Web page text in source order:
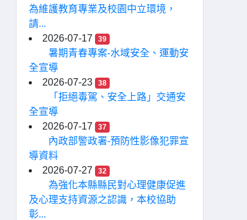
為維護教育專業及校園中立環境，
請...
2026-07-17
39
暑期青春專案-水域安全、運動安
全宣導
2026-07-23
38
「拒絕毒駕、安全上路」交通安
全宣導
2026-07-17
37
內政部警政署-預防性影像犯罪宣
導資料
2026-07-27
32
為強化本縣縣民對心理健康促進
及心理支持資源之認識，本校協助
彰...